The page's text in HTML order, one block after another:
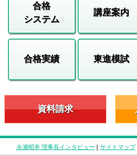
合格
システム
講座案内
合格実績 東進模試
資料請求
永瀬昭幸 理事長インタビュー | サイトマップ